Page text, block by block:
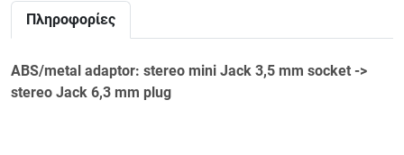
Πληροφορίες
ABS/metal adaptor: stereo mini Jack 3,5 mm socket ->
stereo Jack 6,3 mm plug